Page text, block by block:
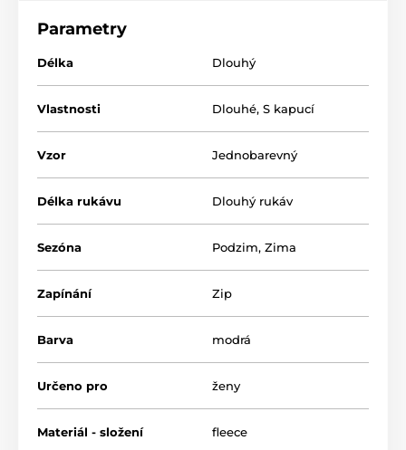
zachovalý.
Jedná se značkyVESTIS
Produkt je zařazen v kategoriích
Parametry
Délka Dlouhý
Vlastnosti Dlouhé, S kapucí
Vzor Jednobarevný
Délka rukávu Dlouhý rukáv
Sezóna Podzim, Zima
Zapínání Zip
Barva modrá
Určeno pro ženy
Materiál - složení fleece